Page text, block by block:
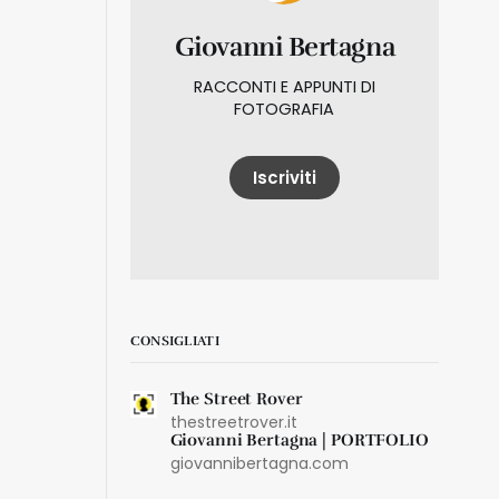
Giovanni Bertagna
RACCONTI E APPUNTI DI
FOTOGRAFIA
Iscriviti
CONSIGLIATI
The Street Rover
thestreetrover.it
Giovanni Bertagna | PORTFOLIO
giovannibertagna.com